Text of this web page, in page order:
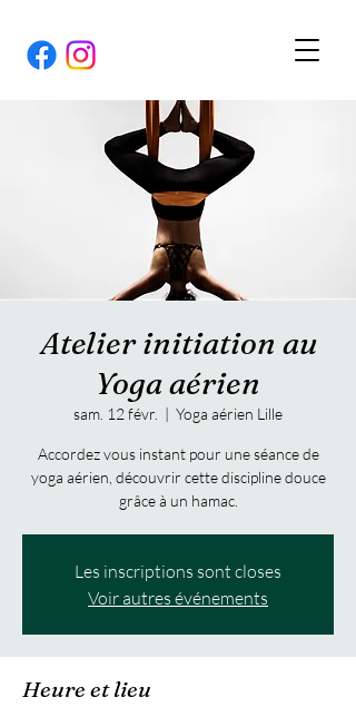
Atelier initiation au
Yoga aérien
sam. 12 févr.
  |
Yoga aérien Lille
Accordez vous instant pour une séance de
yoga aérien, découvrir cette discipline douce
Les inscriptions sont closes
Voir autres événements
Heure et lieu